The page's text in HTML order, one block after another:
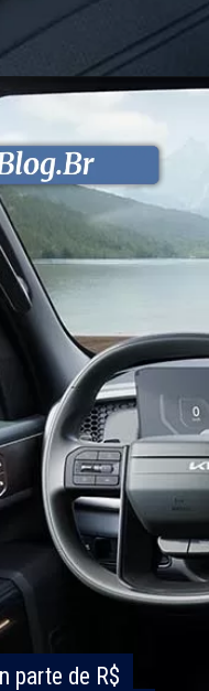
parte de R$
parte de R$